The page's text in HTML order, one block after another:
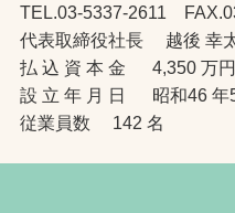
TEL.03-5337-2611
代表取締役社長 越後 幸
払 込 資 本 金 4,350 万円
設 立 年 月 日 昭和46 年
従業員数 142 名